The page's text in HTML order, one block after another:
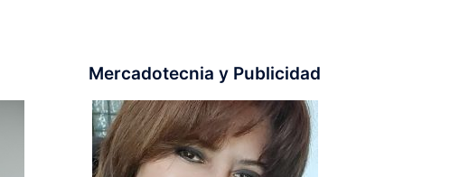
Mercadotecnia​ y Publicidad